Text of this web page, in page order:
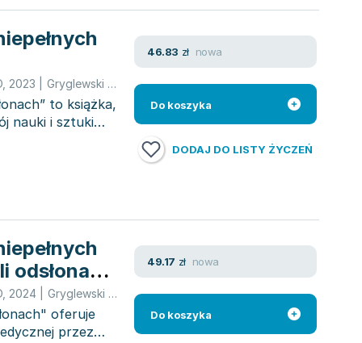
2023 Gryglewski Ryszard Witold ,Ryszard Gryglewski
to książka,
nauki i sztuki
46.83 zł nowa
Do koszyka
DODAJ DO LISTY ŻYCZEŃ
odsłona
2024 Gryglewski Ryszard W. ,W Gryglewski Ryszard,Ryszard
oferuje
przez
49.17 zł nowa
Do koszyka